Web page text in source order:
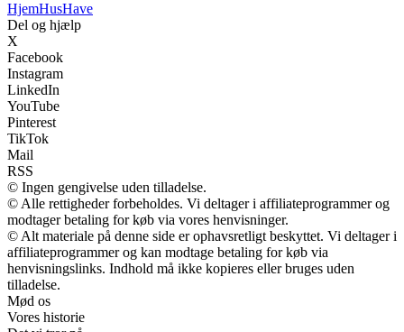
HjemHusHave
Del og hjælp
X
Facebook
Instagram
LinkedIn
YouTube
Pinterest
TikTok
Mail
RSS
© Ingen gengivelse uden tilladelse.
© Alle rettigheder forbeholdes. Vi deltager i affiliateprogrammer og
modtager betaling for køb via vores henvisninger.
© Alt materiale på denne side er ophavsretligt beskyttet. Vi deltager i
affiliateprogrammer og kan modtage betaling for køb via
henvisningslinks. Indhold må ikke kopieres eller bruges uden
tilladelse.
Mød os
Vores historie